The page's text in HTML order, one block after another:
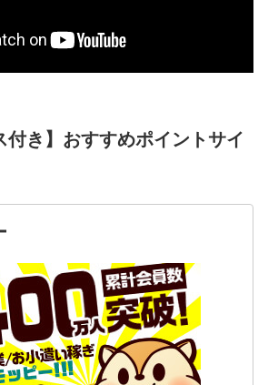
付き】おすすめポイントサイ